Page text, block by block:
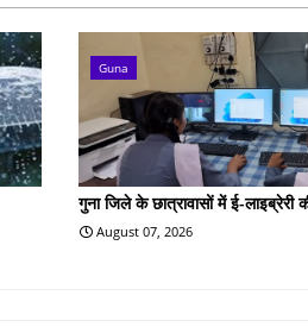
Guna
गुना जिले के छात्रावासों में ई-लाइब्रेरी
August 07, 2026